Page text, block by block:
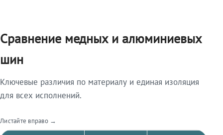
Сравнение медных и алюминиевых
шин
Ключевые различия по материалу и единая изоляция
для всех исполнений.
Листайте вправо →